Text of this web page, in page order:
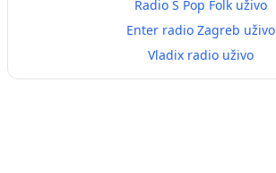
Radio S Pop Folk uživo
Enter radio Zagreb uživo
Vladix radio uživo